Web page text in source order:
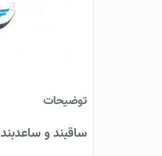
توضیحات
ساقبند و ساعد‌بند RZ-T06